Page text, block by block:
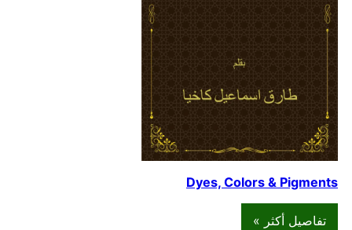
Dyes, Colors & Pigments
تفاصيل أكثر »